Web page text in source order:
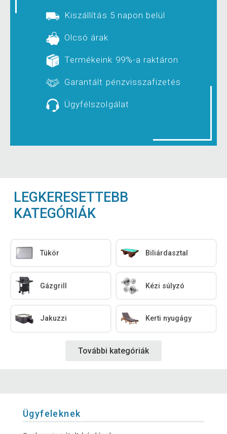
Kiszállítás 5 napon belül
Olcsó árak
Termékeink 99%-a raktáron
Garantált pénzvisszafizetés
Ügyfélszolgálat
LEGKERESETTEBB
KATEGÓRIÁK
Tükör Biliárdasztal
Gázgrill Kézi súlyzó
Jakuzzi Kerti nyugágy
További kategóriák
Ügyfeleknek